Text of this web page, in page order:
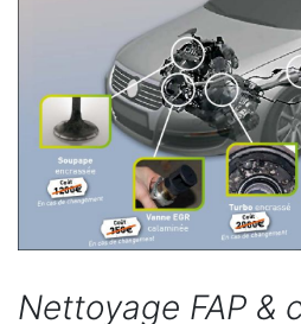
Nettoyage FAP &